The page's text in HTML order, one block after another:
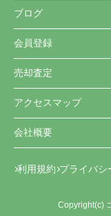
ブログ
会員登録
売却査定
アクセスマップ
会社概要
利用規約 プライバシ
Copyright(c)